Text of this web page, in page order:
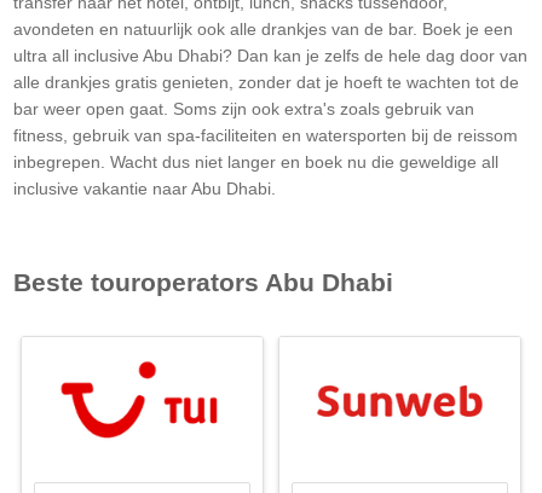
avondeten en natuurlijk ook alle drankjes van de bar. Boek je een
ultra all inclusive Abu Dhabi? Dan kan je zelfs de hele dag door van
alle drankjes gratis genieten, zonder dat je hoeft te wachten tot de
bar weer open gaat. Soms zijn ook extra's zoals gebruik van
fitness, gebruik van spa-faciliteiten en watersporten bij de reissom
inbegrepen. Wacht dus niet langer en boek nu die geweldige all
inclusive vakantie naarAbu Dhabi.
Beste touroperators Abu Dhabi